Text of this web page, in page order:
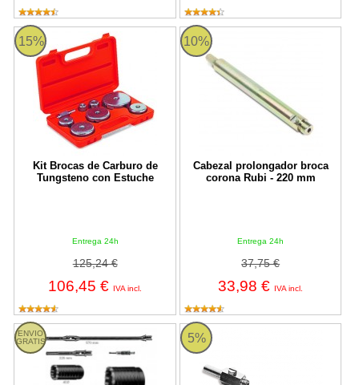
15%
Kit Brocas de Carburo de
Tungsteno con Estuche
Entrega 24h
125,24 €
106,45 € IVA incl.
Kit Brocas de Carburo de Tungsteno con Estuche
10%
Cabezal prolongador broca
corona Rubi - 220 mm
Entrega 24h
37,75 €
33,98 € IVA incl.
Cabezal prolongador broca
ENVIO
GRATIS
Conjunto Perforación Bosch de Larga Durabilidad SDS MAX
5%
Broca Centradora para Cabezal